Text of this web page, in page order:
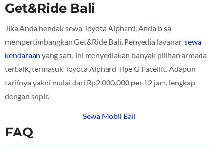
Get&Ride Bali
Jika Anda hendak sewa Toyota Alphard, Anda bisa
mempertimbangkan Get&Ride Bali. Penyedia layanan sewa
kendaraan yang satu ini menyediakan banyak pilihan armada
terbaik, termasuk Toyota Alphard Tipe G Facelift. Adapun
tarifnya yakni mulai dari Rp2.000.000 per 12 jam, lengkap
dengan sopir.
Sewa Mobil Bali
FAQ